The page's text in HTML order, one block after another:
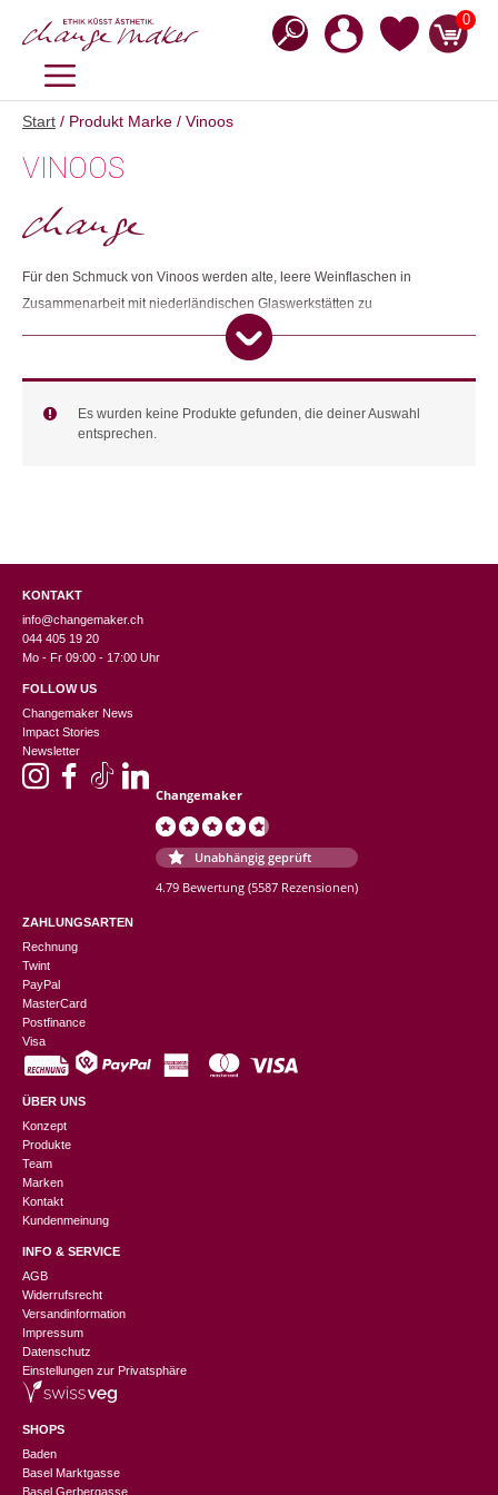
Inhalt
0
MENÜ
Start / Produkt Marke / Vinoos
VINOOS
Für den Schmuck von Vinoos werden alte, leere Weinflaschen in
Zusammenarbeit mit niederländischen Glaswerkstätten zu
wunderschönen Perlen umgeschmolzen und anschliessend manuell im
Vinoos-Atelier weiterverarbeitet. Alle Schmuckstücke sind aus
hochwertigem Edelstahl gefertigt und werden von einer liebevollen
kleinen Nachricht begleitet, die man sich selbst oder einem anderen
wünschen möchte.
Kiste sah, wurde mir klar, dass hier eine bessere und schönere
Verwendung möglich war.” Aus diesem Gedanken heraus entwickelte eine
der Gründerinnen, Mireille Reuling, das Upcycling-Konzept Vinoos Wine
Jewellery – Message from a bottle.
Herkunft: Niederlande
Produkte: Schmuck
Es wurden keine Produkte gefunden, die deiner Auswahl
entsprechen.
KONTAKT
info@changemaker.ch
044 405 19 20
Mo - Fr 09:00 - 17:00 Uhr
FOLLOW US
Changemaker News
Impact Stories
Newsletter
Changemaker
Unabhängig geprüft
4.79 Bewertung (5587 Rezensionen)
ZAHLUNGSARTEN
Rechnung
Twint
PayPal
MasterCard
Postfinance
Visa
ÜBER UNS
Konzept
Produkte
Team
Marken
Kontakt
Kundenmeinung
INFO & SERVICE
AGB
Widerrufsrecht
Versandinformation
Impressum
Datenschutz
Einstellungen zur Privatsphäre
SHOPS
Baden
Basel Marktgasse
Basel Gerbergasse